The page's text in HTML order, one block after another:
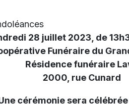
28 juillet 2023, de
Funéraire du
Résidence funéraire
2000, rue Cunard
cérémonie sera